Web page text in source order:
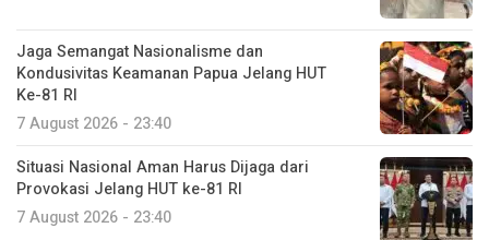
Jaga Semangat Nasionalisme dan
Kondusivitas Keamanan Papua Jelang HUT
Ke-81 RI
7 August 2026 - 23:40
Situasi Nasional Aman Harus Dijaga dari
Provokasi Jelang HUT ke-81 RI
7 August 2026 - 23:40